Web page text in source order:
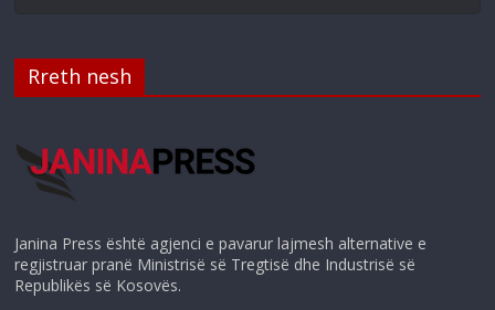
Rreth nesh
Janina Press është agjenci e pavarur lajmesh alternative e
regjistruar pranë Ministrisë së Tregtisë dhe Industrisë së
Republikës së Kosovës.